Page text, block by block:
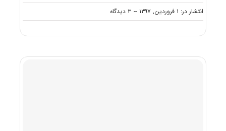
انتشار در: ۱ فروردین, ۱۳۹۷ -- ۳ دیدگاه
on
ظرفیت
زمین